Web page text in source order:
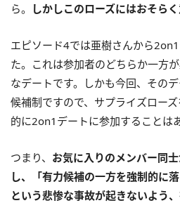
ら。
しかしこのローズにはおそら
エピソード4では亜樹さんから
た。これは参加者のどちらか一方
なデートです。しかも今回、その
候補制ですので、サプライズロー
的に2on1デートに参加することは
つまり、 お気に入りのメンバー同
し、「有力候補の一方を強制的に
という悲惨な事故が起きないよう